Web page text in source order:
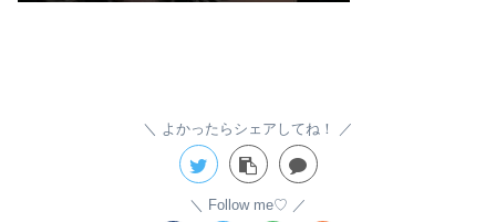
よかったらシェアしてね！
Follow me♡